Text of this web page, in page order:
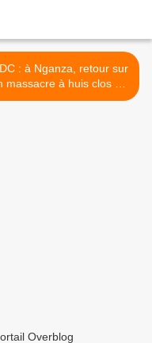
: à Nganza, retour sur
massacre à huis clos En
savoir plus sur
Overblog